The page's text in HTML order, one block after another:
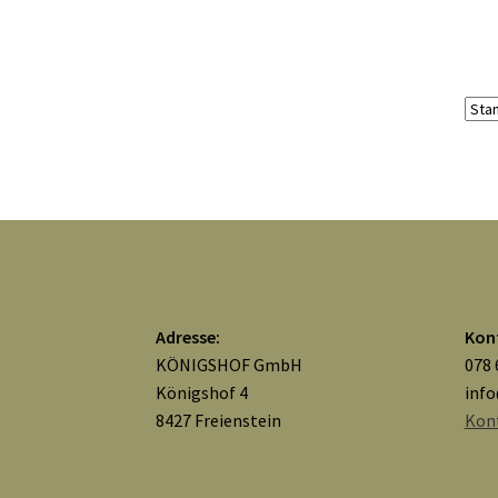
Adresse:
KÖNIGSHOF GmbH
Königshof 4
8427 Freienstein
078